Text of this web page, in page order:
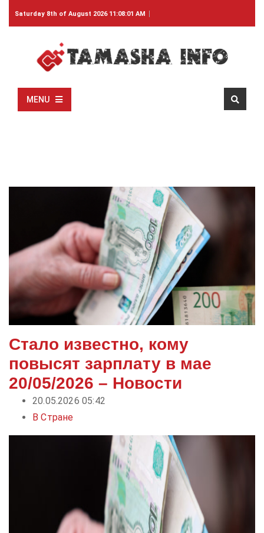
Saturday 8th of August 2026 11:08:01 AM
MENU
Стало известно, кому
повысят зарплату в мае
20/05/2026 – Новости
20.05.2026 05:42
В Стране